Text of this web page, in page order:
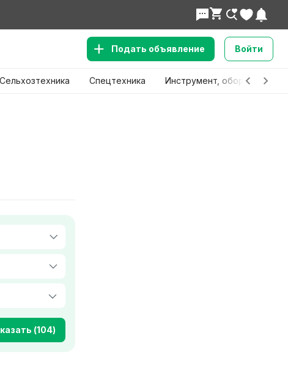
Подать объявление Войти
Сельхозтехника Спецтехника Инструмент, оборудование
(104)